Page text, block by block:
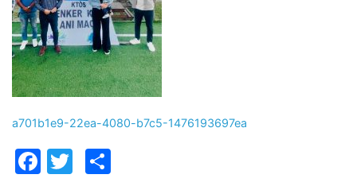
a701b1e9-22ea-4080-b7c5-1476193697ea
Facebook
Twitter